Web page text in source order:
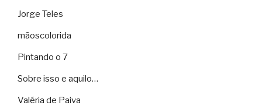
Jorge Teles
mãoscolorida
Pintando o 7
Sobre isso e aquilo…
Valéria de Paiva